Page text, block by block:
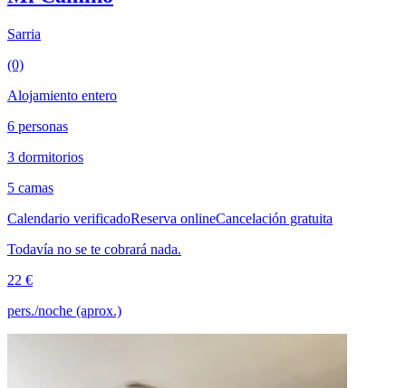
Sarria
(0)
Alojamiento entero
6 personas
3 dormitorios
5 camas
Calendario verificadoReserva onlineCancelación gratuita
Todavía no se te cobrará nada.
22 €
pers./noche (aprox.)